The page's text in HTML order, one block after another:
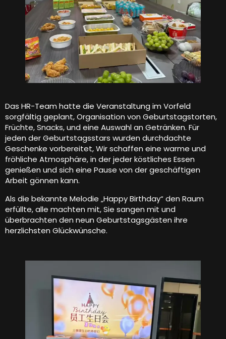
Das HR-Team hatte die Veranstaltung im Vorfeld
sorgfältig geplant, Organisation von Geburtstagstorten,
Früchte, Snacks, und eine Auswahl an Getränken. Für
jeden der Geburtstagsstars wurden durchdachte
Geschenke vorbereitet, Wir schaffen eine warme und
fröhliche Atmosphäre, in der jeder köstliches Essen
genießen und sich eine Pause von der geschäftigen
Arbeit gönnen kann.
Als die bekannte Melodie „Happy Birthday“ den Raum
erfüllte, alle machten mit, Sie sangen mit und
überbrachten den neun Geburtstagsgästen ihre
herzlichsten Glückwünsche.